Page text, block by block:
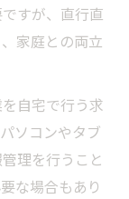
すが、直行直
家庭との両立
自宅で行う求
ソコンやタブ
理を行うこと
な場合もあり